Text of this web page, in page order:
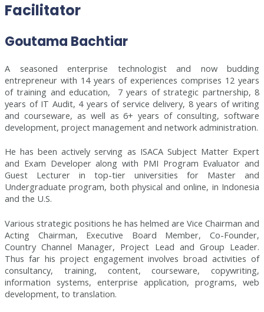
Facilitator
Goutama Bachtiar
A seasoned enterprise technologist and now budding
entrepreneur with 14 years of experiences comprises 12 years
of training and education, 7 years of strategic partnership, 8
years of IT Audit, 4 years of service delivery, 8 years of writing
and courseware, as well as 6+ years of consulting, software
development, project management and network administration.
He has been actively serving as ISACA Subject Matter Expert
and Exam Developer along with PMI Program Evaluator and
Guest Lecturer in top-tier universities for Master and
Undergraduate program, both physical and online, in Indonesia
and the U.S.
Various strategic positions he has helmed are Vice Chairman and
Acting Chairman, Executive Board Member, Co-Founder,
Country Channel Manager, Project Lead and Group Leader.
Thus far his project engagement involves broad activities of
consultancy, training, content, courseware, copywriting,
information systems, enterprise application, programs, web
development, to translation.